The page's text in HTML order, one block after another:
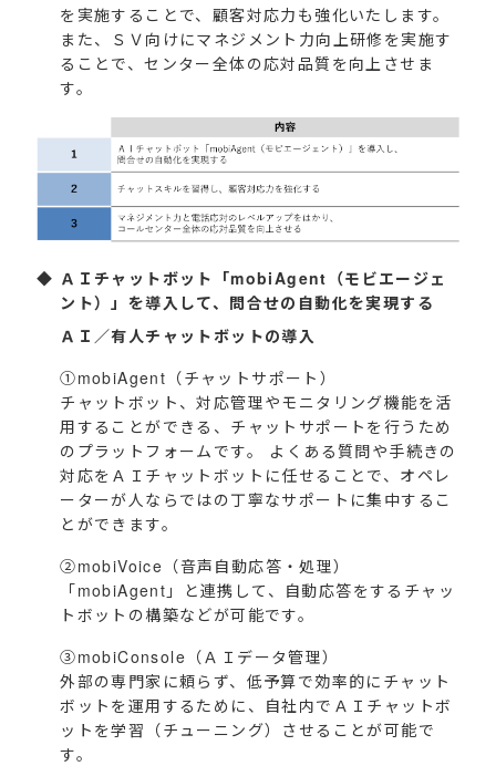
を実施することで、顧客対応力も強化いたします。
また、ＳＶ向けにマネジメント力向上研修を実施す
ることで、センター全体の応対品質を向上させま
す。
ＡＩチャットボット「mobiAgent（モビエージェ
ント）」を導入して、問合せの自動化を実現する
ＡＩ／有人チャットボットの導入
①mobiAgent（チャットサポート）
チャットボット、対応管理やモニタリング機能を活
用することができる、チャットサポートを行うため
のプラットフォームです。 よくある質問や手続きの
対応をＡＩチャットボットに任せることで、オペレ
ーターが人ならではの丁寧なサポートに集中するこ
とができます。
②mobiVoice（音声自動応答・処理）
「mobiAgent」と連携して、自動応答をするチャッ
トボットの構築などが可能です。
③mobiConsole（ＡＩデータ管理）
外部の専門家に頼らず、低予算で効率的にチャット
ボットを運用するために、自社内でＡＩチャットボ
ットを学習（チューニング）させることが可能で
す。